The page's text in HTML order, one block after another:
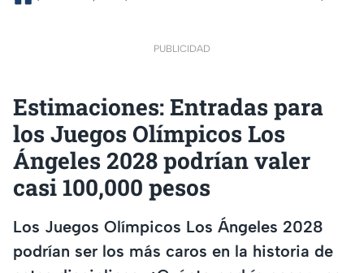
PUBLICIDAD
Estimaciones: Entradas para
los Juegos Olímpicos Los
Ángeles 2028 podrían valer
casi 100,000 pesos
Los Juegos Olímpicos Los Ángeles 2028
podrían ser los más caros en la historia de